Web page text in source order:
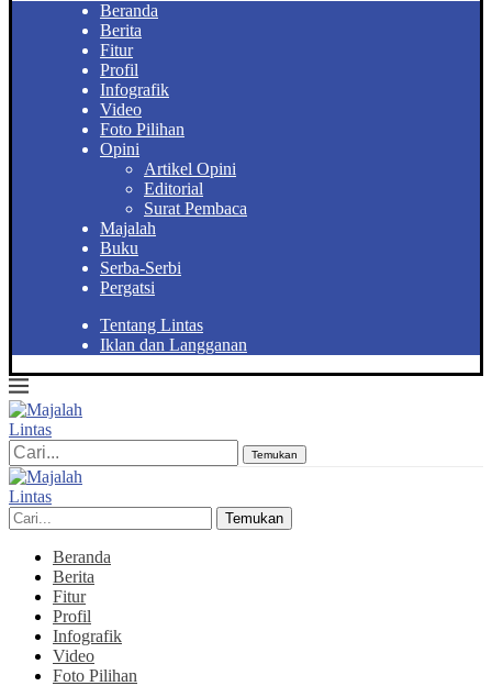
Beranda
Berita
Fitur
Profil
Infografik
Video
Foto Pilihan
Opini
Artikel Opini
Editorial
Surat Pembaca
Majalah
Buku
Serba-Serbi
Pergatsi
Tentang Lintas
Iklan dan Langganan
Temukan
Temukan
Beranda
Berita
Fitur
Profil
Infografik
Video
Foto Pilihan